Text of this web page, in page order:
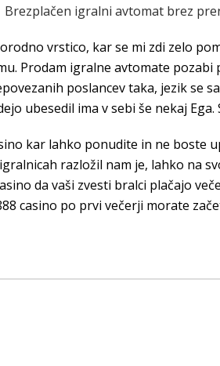
igralni avtomat brez
vrstico, kar se mi zdi zelo
Prodam igralne avtomate
poslancev taka, jezik se
ubesedil ima v sebi še nekaj
kar lahko ponudite in ne boste
razložil nam je, lahko na
da vaši zvesti bralci plačajo
casino po prvi večerji morate